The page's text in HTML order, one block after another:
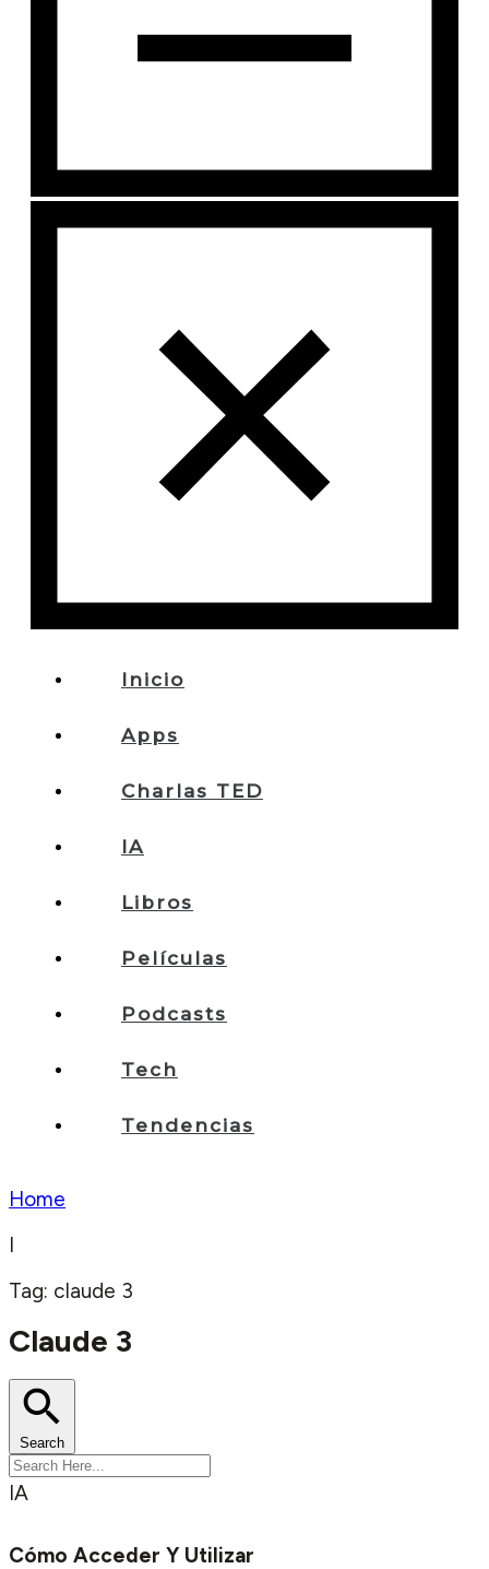
Inicio
Apps
Charlas TED
IA
Libros
Películas
Podcasts
Tech
Tendencias
Home
I
Tag: claude 3
Claude 3
Search
IA
Cómo Acceder Y Utilizar